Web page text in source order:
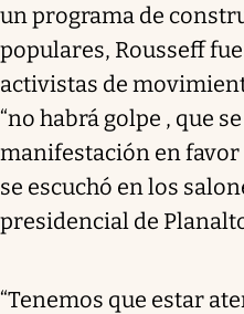
un programa de
populares, Rousseff
activistas de
“no habrá golpe , que
manifestación en
se escuchó en los
presidencial de
“Tenemos que estar